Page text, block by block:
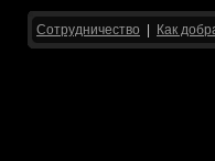
Сотрудничество Как